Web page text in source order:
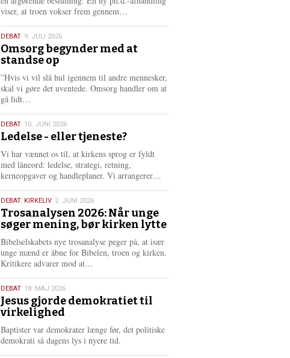
viser, at troen vokser frem gennem…
e
e
9.
juli
2026
DEBAT 9. JULI 2026
Omsorg begynder med at
standse op
”Hvis vi vil slå hul igennem til andre mennesker,
skal vi gøre det uventede. Omsorg handler om at
gå lidt…
s
e
r
e
10.
juni
2026
DEBAT 10. JUNI 2026
Ledelse - eller tjeneste?
Vi har vænnet os til, at kirkens sprog er fyldt
med låneord: ledelse, strategi, retning,
kerneopgaver og handleplaner. Vi arrangerer…
r
e
2.
juni
2026
DEBAT, KIRKELIV 2. JUNI 2026
Trosanalysen 2026: Når unge
søger mening, bør kirken lytte
Bibelselskabets nye trosanalyse peger på, at især
unge mænd er åbne for Bibelen, troen og kirken.
Kritikere advarer mod at…
e
e
18.
maj
2026
DEBAT 18. MAJ 2026
Jesus gjorde demokratiet til
virkelighed
Baptister var demokrater længe før, det politiske
demokrati så dagens lys i nyere tid.